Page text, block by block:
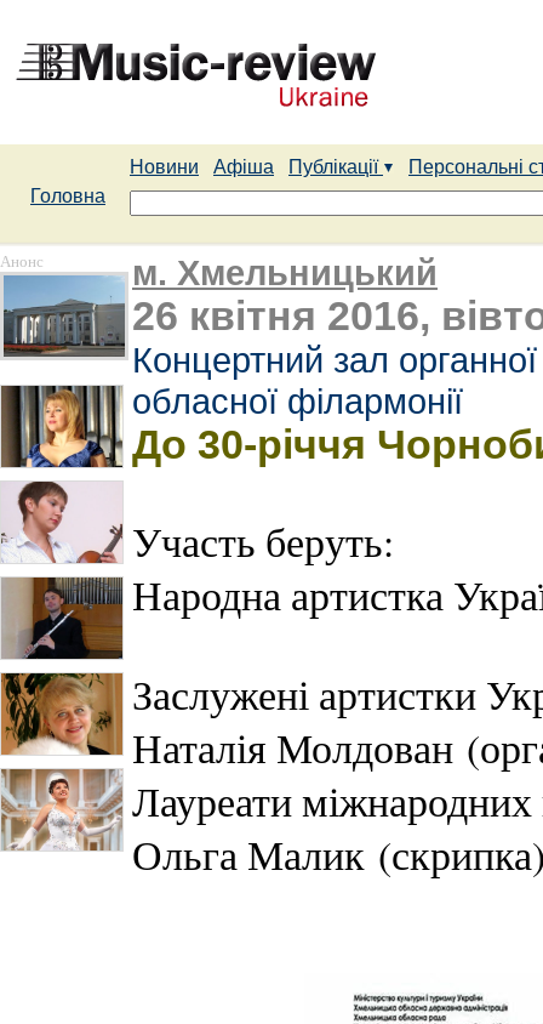
Новини Афіша Публікації
Персональні
Головна
Анонс м. Хмельницький
26 квітня 2016,
Концертний зал
обласної філармонії
До 30-річчя
Участь беруть:
Народна артистка
Заслужені артистки
Наталія Молдован
Лауреати міжнародних
Ольга Малик